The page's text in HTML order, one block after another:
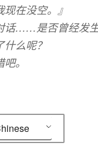
现在没空。』
话……是否曾经发
么呢？
。